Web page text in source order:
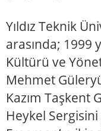
Yıldız Teknik
arasında; 1999
Kültürü ve
Mehmet
Kazım Taşkent
Heykel